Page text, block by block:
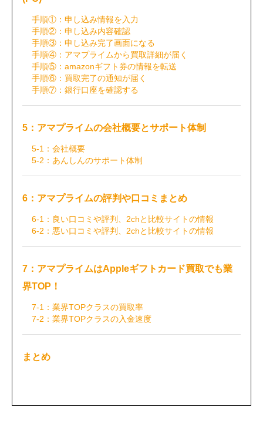
手順①：申し込み情報を入力
手順②：申し込み内容確認
手順③：申し込み完了画面になる
手順④：アマプライムから買取詳細が届く
手順⑤：amazonギフト券の情報を転送
手順⑥：買取完了の通知が届く
手順⑦：銀行口座を確認する
5：アマプライムの会社概要とサポート体制
5-1：会社概要
5-2：あんしんのサポート体制
6：アマプライムの評判や口コミまとめ
6-1：良い口コミや評判、2chと比較サイトの情報
6-2：悪い口コミや評判、2chと比較サイトの情報
7：アマプライムはAppleギフトカード買取でも業
界TOP！
7-1：業界TOPクラスの買取率
7-2：業界TOPクラスの入金速度
まとめ